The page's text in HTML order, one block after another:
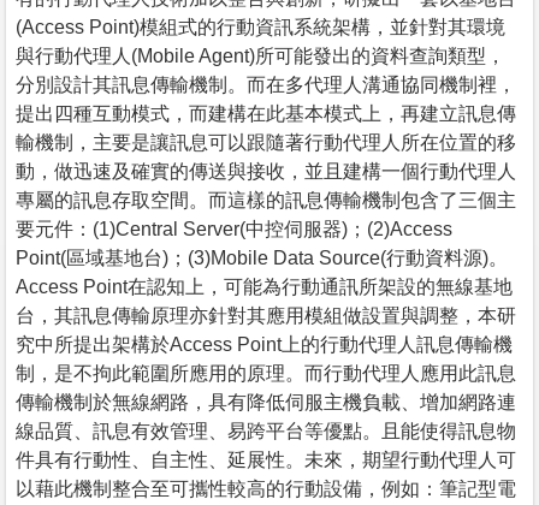
(Access Point)模組式的行動資訊系統架構，並針對其環境
與行動代理人(Mobile Agent)所可能發出的資料查詢類型，
分別設計其訊息傳輸機制。而在多代理人溝通協同機制裡，
提出四種互動模式，而建構在此基本模式上，再建立訊息傳
輸機制，主要是讓訊息可以跟隨著行動代理人所在位置的移
動，做迅速及確實的傳送與接收，並且建構一個行動代理人
專屬的訊息存取空間。而這樣的訊息傳輸機制包含了三個主
要元件：(1)Central Server(中控伺服器)；(2)Access
Point(區域基地台)；(3)Mobile Data Source(行動資料源)。
Access Point在認知上，可能為行動通訊所架設的無線基地
台，其訊息傳輸原理亦針對其應用模組做設置與調整，本研
究中所提出架構於Access Point上的行動代理人訊息傳輸機
制，是不拘此範圍所應用的原理。而行動代理人應用此訊息
傳輸機制於無線網路，具有降低伺服主機負載、增加網路連
線品質、訊息有效管理、易跨平台等優點。且能使得訊息物
件具有行動性、自主性、延展性。未來，期望行動代理人可
以藉此機制整合至可攜性較高的行動設備，例如：筆記型電